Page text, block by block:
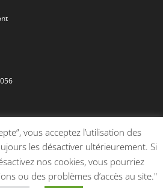
vous acceptez l’utilisation des
les désactiver ultérieurement. Si
nos cookies, vous pourriez
ou des problèmes d’accès au site."